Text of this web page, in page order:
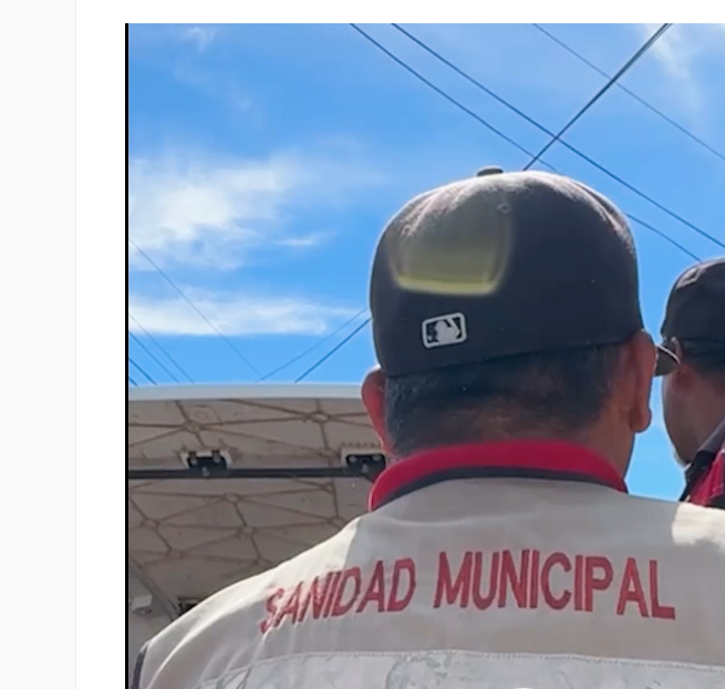
Reproductor